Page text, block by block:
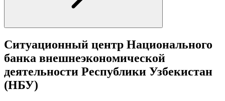
Ситуационный центр Национального
банка внешнеэкономической
деятельности Республики Узбекистан
(НБУ)